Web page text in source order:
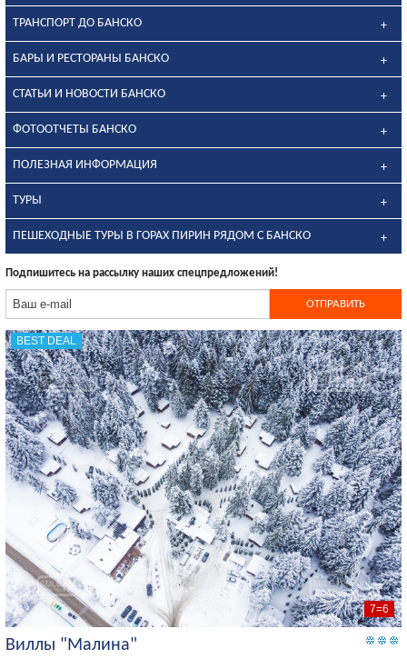
ТРАНСПОРТ ДО БАНСКО
БАРЫ И РЕСТОРАНЫ БАНСКО
СТАТЬИ И НОВОСТИ БАНСКО
ФОТООТЧЕТЫ БАНСКО
ПОЛЕЗНАЯ ИНФОРМАЦИЯ
ТУРЫ
ПЕШЕХОДНЫЕ ТУРЫ В ГОРАХ ПИРИН РЯДОМ С БАНСКО
Подпишитесь на рассылку наших спецпредложений!
BEST DEAL
7=6
Виллы "Малина"